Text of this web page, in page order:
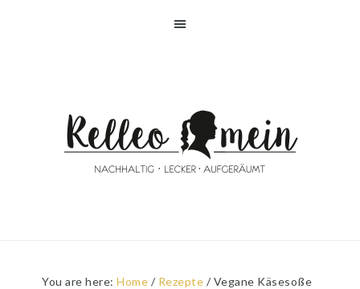
You are here:Home / Rezepte / Vegane Käsesoße